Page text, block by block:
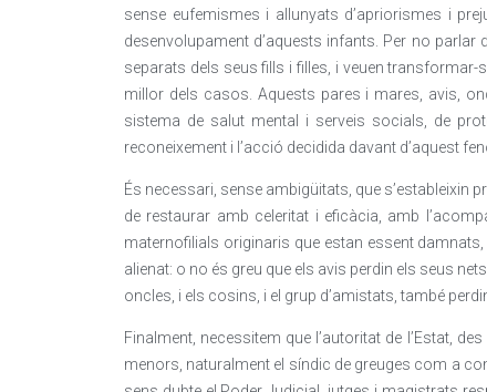
sense eufemismes i allunyats d’apriorismes i
desenvolupament d’aquests infants. Per no
separats dels seus fills i filles, i veuen transformar-
millor dels casos. Aquests pares i mares, avis,
sistema de salut mental i serveis socials, de
reconeixement i l’acció decidida davant d’aquest
És necessari, sense ambigüitats, que s’estableixin
de restaurar amb celeritat i eficàcia, amb
maternofilials originaris que estan essent
alienat: o no és greu que els avis perdin els seus
oncles, i els cosins, i el grup d’amistats, també
Finalment, necessitem que l’autoritat de l’Estat,
menors, naturalment el síndic de greuges com a